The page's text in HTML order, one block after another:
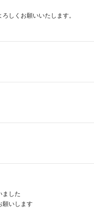
しくお願いいたします。
ました
願いします